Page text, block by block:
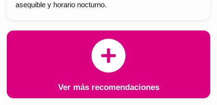
asequible y horario nocturno.
Ver más recomendaciones